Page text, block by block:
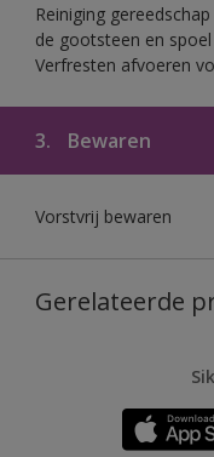
Reiniging
de gootsteen en
Verfresten afvoeren
3. Bewaren
Vorstvrij bewaren
Gerelateerde